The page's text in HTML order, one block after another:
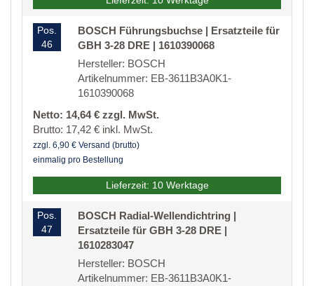
Pos.
46
BOSCH Führungsbuchse | Ersatzteile für
GBH 3-28 DRE | 1610390068
Hersteller: BOSCH
Artikelnummer: EB-3611B3A0K1-
1610390068
Netto: 14,64 € zzgl. MwSt.
Brutto: 17,42 € inkl. MwSt.
zzgl. 6,90 € Versand (brutto)
einmalig pro Bestellung
Lieferzeit: 10 Werktage
Pos.
47
BOSCH Radial-Wellendichtring |
Ersatzteile für GBH 3-28 DRE |
1610283047
Hersteller: BOSCH
Artikelnummer: EB-3611B3A0K1-